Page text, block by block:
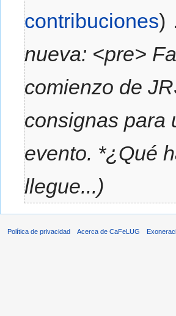
contribuciones)
nueva: <pre>
comienzo de
consignas para
evento. *¿Qué
llegue...)
Política de privacidad Acerca de CaFeLUG